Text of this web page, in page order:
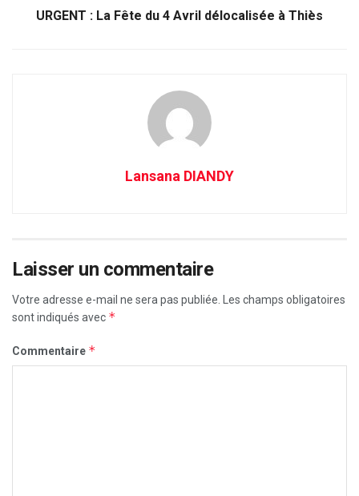
URGENT : La Fête du 4 Avril délocalisée à Thiès
Lansana DIANDY
Laisser un commentaire
Votre adresse e-mail ne sera pas publiée.
Les champs obligatoires
sont indiqués avec *
Commentaire *